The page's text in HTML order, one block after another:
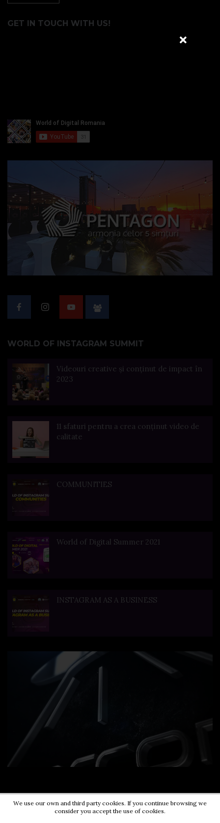
GET IN TOUCH WITH US!
WORLD OF INSTAGRAM SUMMIT
Videouri creative și conținut de impact în
2023
11 sfaturi pentru a crea conținut video de
calitate
COMMUNITIES
World of Digital Summer 2021
INSTAGRAM AS A BUSINESS
Contact us:0724203670|pr@energycorner.ro
We use our own and third party cookies. If you continue browsing we
consider you accept the use of cookies.